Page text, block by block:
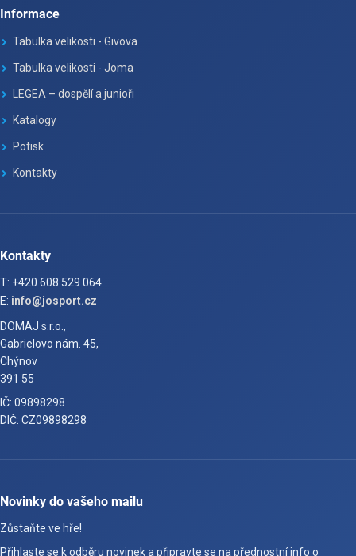
Informace
Tabulka velikosti - Givova
Tabulka velikosti - Joma
LEGEA – dospělí a junioři
Katalogy
Potisk
Kontakty
Kontakty
T: +420 608 529 064
E: info@josport.cz
DOMAJ s.r.o.,
Gabrielovo nám. 45,
Chýnov
391 55
IČ: 09898298
DIČ: CZ09898298
Novinky do vašeho mailu
Zůstaňte ve hře!
Přihlaste se k odběru novinek a připravte se na přednostní info o